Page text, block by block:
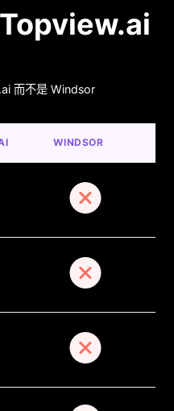
而不是 Windsor
WINDSOR